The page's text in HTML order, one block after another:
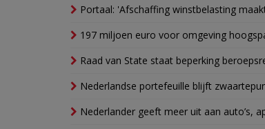
Portaal: 'Afschaffing winstbelasting
197 miljoen euro voor omgeving
Raad van State staat beperking
Nederlandse portefeuille blijft
Nederlander geeft meer uit aan auto’s,